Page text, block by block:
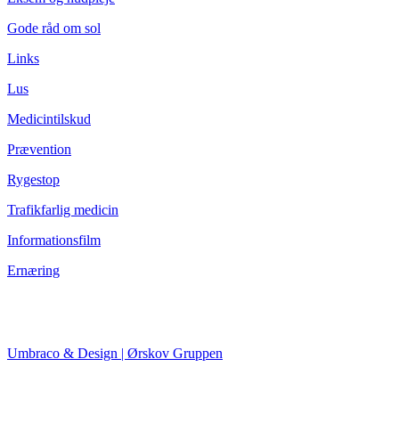
Gode råd om sol
Links
Lus
Medicintilskud
Prævention
Rygestop
Trafikfarlig medicin
Informationsfilm
Ernæring
Umbraco & Design | Ørskov Gruppen